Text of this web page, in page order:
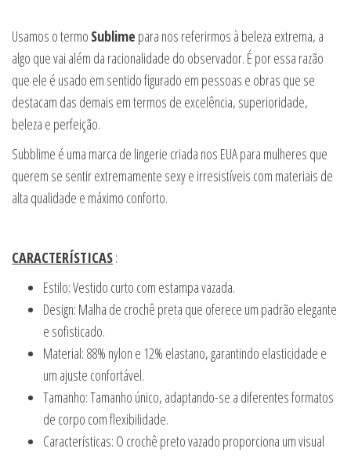
Usamos o termo Sublime para nos referirmos à beleza extrema, a
algo que vai além da racionalidade do observador. É por essa razão
que ele é usado em sentido figurado em pessoas e obras que se
destacam das demais em termos de excelência, superioridade,
beleza e perfeição.
Subblime é uma marca de lingerie criada nos EUA para mulheres que
querem se sentir extremamente sexy e irresistíveis com materiais de
alta qualidade e máximo conforto.
CARACTERÍSTICAS:
Estilo: Vestido curto com estampa vazada.
Design: Malha de crochê preta que oferece um padrão elegante
e sofisticado.
Material: 88% nylon e 12% elastano, garantindo elasticidade e
um ajuste confortável.
Tamanho: Tamanho único, adaptando-se a diferentes formatos
de corpo com flexibilidade.
Características: O crochê preto vazado proporciona um visual